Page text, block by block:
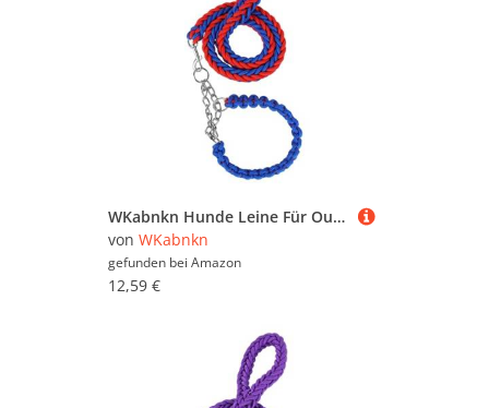
WKabnkn Hunde Leine Für Outdoor Walking Nopull Haustiertraining Leiter Praktisches Nylon Leine Einstellbares Traktionsseil Für Große Hunde Blei
von WKabnkn
gefunden bei Amazon
12,59 €